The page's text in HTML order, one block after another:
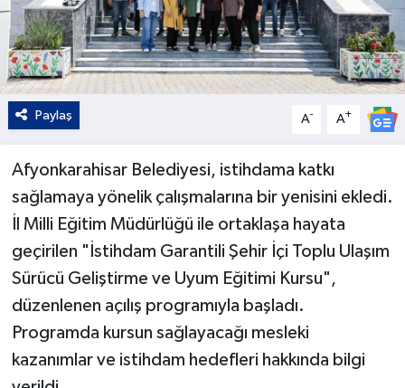
Paylaş A- A+
Afyonkarahisar Belediyesi, istihdama katkı
sağlamaya yönelik çalışmalarına bir yenisini ekledi.
İl Milli Eğitim Müdürlüğü ile ortaklaşa hayata
geçirilen "İstihdam Garantili Şehir İçi Toplu Ulaşım
Sürücü Geliştirme ve Uyum Eğitimi Kursu",
düzenlenen açılış programıyla başladı.
Programda kursun sağlayacağı mesleki
kazanımlar ve istihdam hedefleri hakkında bilgi